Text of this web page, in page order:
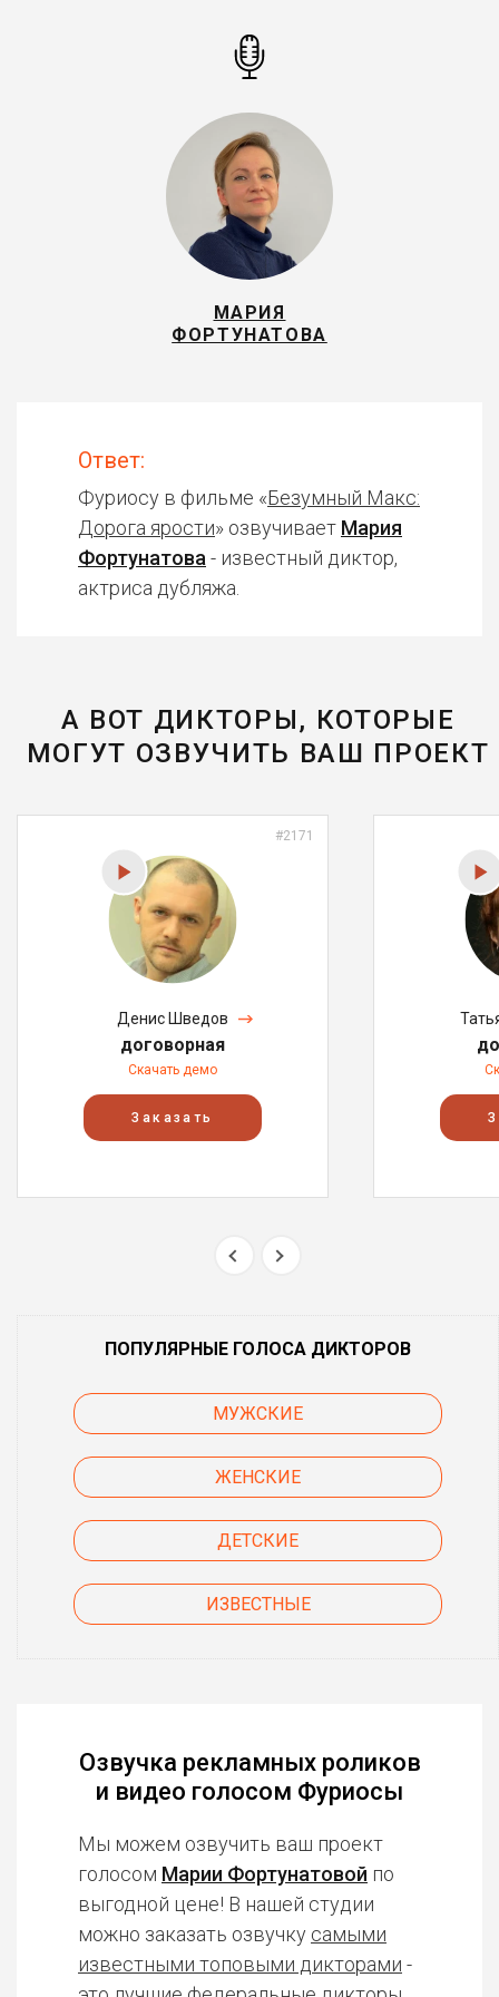
МАРИЯ
ФОРТУНАТОВА
Ответ:
Фуриосу в фильме «Безумный Макс:
Дорога ярости» озвучивает Мария
Фортунатова - известный диктор,
актриса дубляжа.
А ВОТ ДИКТОРЫ, КОТОРЫЕ
МОГУТ ОЗВУЧИТЬ ВАШ ПРОЕКТ
#2171
Денис Шведов
договорная
Скачать демо
Заказать
ПОПУЛЯРНЫЕ ГОЛОСА ДИКТОРОВ
МУЖСКИЕ
ЖЕНСКИЕ
ДЕТСКИЕ
ИЗВЕСТНЫЕ
Озвучка рекламных роликов
и видео голосом Фуриосы
Мы можем озвучить ваш проект
голосом Марии Фортунатовой по
выгодной цене! В нашей студии
можно заказать озвучку самыми
известными топовыми дикторами -